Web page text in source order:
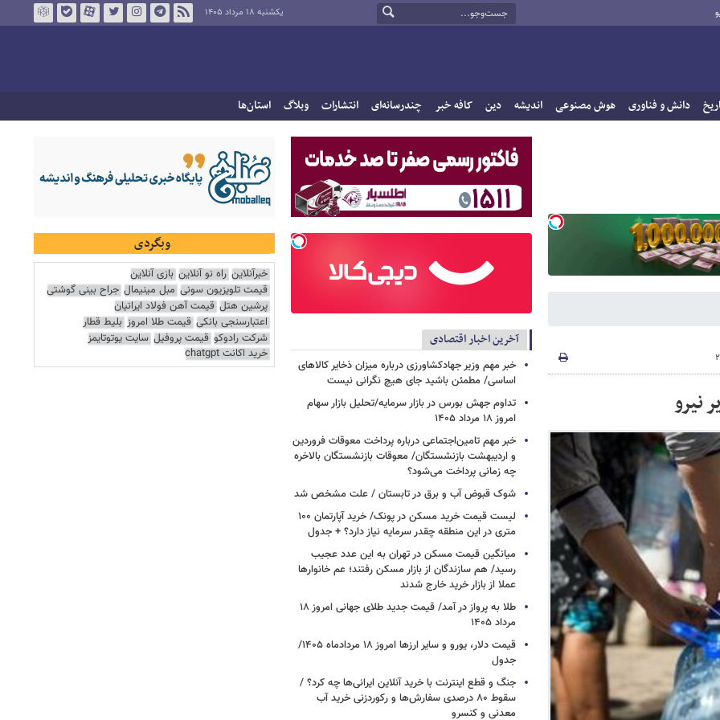
یکشنبه ۱۸ مرداد ۱۴۰۵
دانش و فناوری هوش مصنوعی اندیشه دین کافه خبر چندرسانه‌ای انتشارات وبلاگ استان‌ها
نیرو
آخرین اخبار اقتصادی
خبر مهم وزیر جهادکشاورزی درباره میزان ذخایر کالاهای
اساسی/ مطمئن باشید جای هیچ نگرانی نیست
تداوم جهش بورس در بازار سرمایه/تحلیل بازار سهام
امروز ۱۸ مرداد ۱۴۰۵
خبر مهم تامین‌اجتماعی درباره پرداخت معوقات فروردین
و اردیبهشت بازنشستگان/ معوقات بازنشستگان بالاخره
چه زمانی پرداخت می‌شود؟
شوک قبوض آب و برق در تابستان / علت مشخص شد
لیست قیمت خرید مسکن در پونک/ خرید آپارتمان ۱۰۰
متری در این منطقه چقدر سرمایه نیاز دارد؟ + جدول
میانگین قیمت مسکن در تهران به این عدد عجیب
رسید/ هم سازندگان از بازار مسکن رفتند؛ عم خانوارها
عملا از بازار خرید خارج شدند
طلا به پرواز در آمد/ قیمت جدید طلای جهانی امروز ۱۸
مرداد ۱۴۰۵
قیمت دلار، یورو و سایر ارزها امروز ۱۸ مردادماه ۱۴۰۵/
جدول
جنگ و قطع اینترنت با خرید آنلاین ایرانی‌ها چه کرد؟ /
سقوط ۸۰ درصدی سفارش‌ها و رکوردزنی خرید آب
معدنی و کنسرو
وبگردی
خبرآنلاین راه نو آنلاین بازی آنلاین
قیمت تلویزیون سونی مبل مینیمال جراح بینی گوشتی
پرشین هتل قیمت آهن فولاد ایرانیان
اعتبارسنجی بانکی قیمت طلا امروز بلیط قطار
شرکت رادوکو قیمت پروفیل سایت یوتوتایمز
خرید اکانت chatgpt